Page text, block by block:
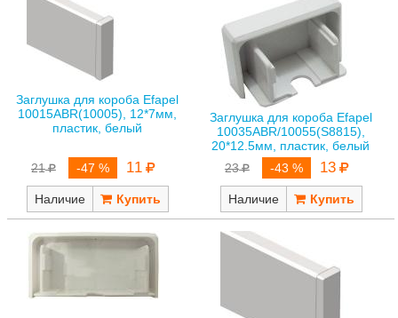
Заглушка для короба Efapel
10015ABR(10005), 12*7мм,
пластик, белый
21 -47 % 11
Наличие
Заглушка для короба Efapel
10035ABR/10055(S8815),
20*12.5мм, пластик, белый
23
-43 % 13
Наличие